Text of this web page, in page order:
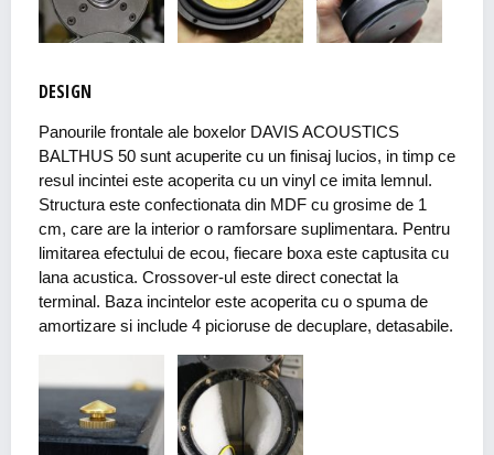
DESIGN
Panourile frontale ale boxelor DAVIS ACOUSTICS
BALTHUS 50 sunt acuperite cu un finisaj lucios, in timp ce
resul incintei este acoperita cu un vinyl ce imita lemnul.
Structura este confectionata din MDF cu grosime de 1
cm, care are la interior o ramforsare suplimentara. Pentru
limitarea efectului de ecou, fiecare boxa este captusita cu
lana acustica. Crossover-ul este direct conectat la
terminal. Baza incintelor este acoperita cu o spuma de
amortizare si include 4 picioruse de decuplare, detasabile.